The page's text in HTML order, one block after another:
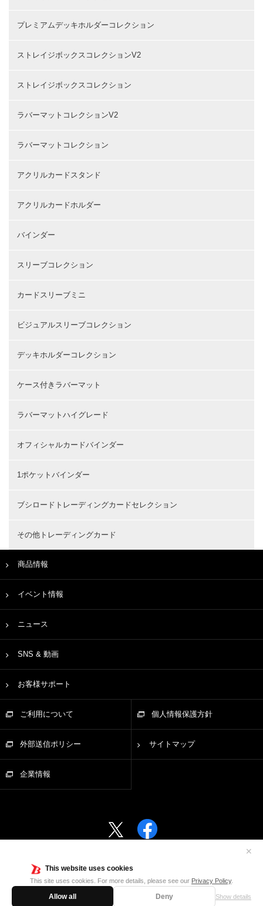
This website uses cookies
This site uses cookies. For more details, please see our Privacy Policy.
Allow all Deny Show details
✕
プレミアムデッキホルダーコレクション
ストレイジボックスコレクションV2
ストレイジボックスコレクション
ラバーマットコレクションV2
ラバーマットコレクション
アクリルカードスタンド
アクリルカードホルダー
バインダー
スリーブコレクション
カードスリーブミニ
ビジュアルスリーブコレクション
デッキホルダーコレクション
ケース付きラバーマット
ラバーマットハイグレード
オフィシャルカードバインダー
1ポケットバインダー
ブシロードトレーディングカードセレクション
その他トレーディングカード
商品情報
イベント情報
ニュース
SNS & 動画
お客様サポート
ご利用について 個人情報保護方針
外部送信ポリシー サイトマップ
企業情報
©Bushiroad